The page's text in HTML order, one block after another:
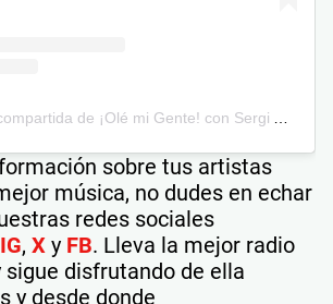
sobre tus artistas
música, no dudes en echar
redes sociales
IG, X y FB. Lleva la mejor radio
sigue disfrutando de ella
y desde donde